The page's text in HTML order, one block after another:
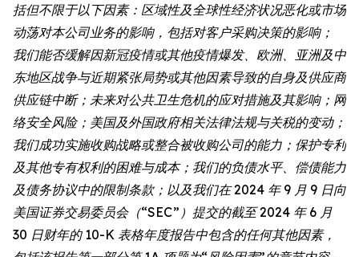
括但不限于以下因素：区域性及全球性经济状况恶化或市场
动荡对本公司业务的影响，包括对客户采购决策的影响；
我们能否缓解因新冠疫情或其他疫情爆发、欧洲、亚洲及中
东地区战争与近期紧张局势或其他因素导致的自身及供应商
供应链中断；未来对公共卫生危机的应对措施及其影响；网
络安全风险；美国及外国政府相关法律法规与关税的变动；
我们成功实施收购战略或整合被收购公司的能力；保护专利
及其他专有权利的困难与成本；我们的负债水平、偿债能力
及债务协议中的限制条款；以及我们在 2024 年 9 月 9 日向
美国证券交易委员会（“SEC”）提交的截至 2024 年 6 月
30 日财年的 10-K 表格年度报告中包含的任何其他因素，